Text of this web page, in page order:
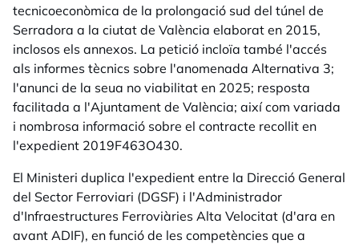
tecnicoeconòmica de la prolongació sud del túnel de
Serradora a la ciutat de València elaborat en 2015,
inclosos els annexos. La petició incloïa també l'accés
als informes tècnics sobre l'anomenada Alternativa 3;
l'anunci de la seua no viabilitat en 2025; resposta
facilitada a l'Ajuntament de València; així com variada
i nombrosa informació sobre el contracte recollit en
l'expedient 2019F463O430.
El Ministeri duplica l'expedient entre la Direcció General
del Sector Ferroviari (DGSF) i l'Administrador
d'Infraestructures Ferroviàries Alta Velocitat (d'ara en
avant ADIF), en funció de les competències que a